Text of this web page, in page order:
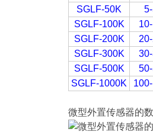
SGLF-50K
SGLF-100K
SGLF-200K
SGLF-300K
SGLF-500K
SGLF-1000K
微型外置传感器的